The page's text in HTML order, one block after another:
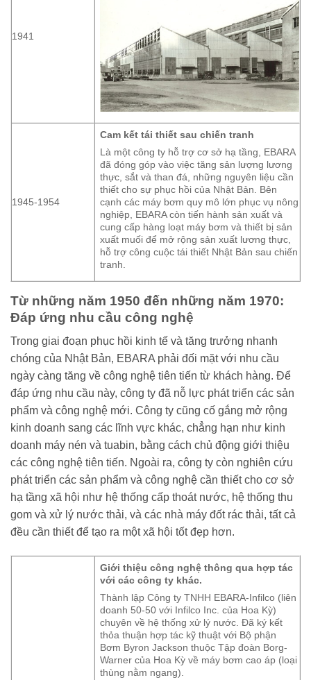
1941
1945-1954
Cam kết tái thiết sau chiến tranh
Là một công ty hỗ trợ cơ sở hạ tầng, EBARA
đã đóng góp vào việc tăng sản lượng lương
thực, sắt và than đá, những nguyên liệu cần
thiết cho sự phục hồi của Nhật Bản. Bên
cạnh các máy bơm quy mô lớn phục vụ nông
nghiệp, EBARA còn tiến hành sản xuất và
cung cấp hàng loạt máy bơm và thiết bị sản
xuất muối để mở rộng sản xuất lương thực,
hỗ trợ công cuộc tái thiết Nhật Bản sau chiến
tranh.
Từ những năm 1950 đến những năm 1970:
Đáp ứng nhu cầu công nghệ
Trong giai đoạn phục hồi kinh tế và tăng trưởng nhanh
chóng của Nhật Bản, EBARA phải đối mặt với nhu cầu
ngày càng tăng về công nghệ tiên tiến từ khách hàng. Để
đáp ứng nhu cầu này, công ty đã nỗ lực phát triển các sản
phẩm và công nghệ mới. Công ty cũng cố gắng mở rộng
kinh doanh sang các lĩnh vực khác, chẳng hạn như kinh
doanh máy nén và tuabin, bằng cách chủ động giới thiệu
các công nghệ tiên tiến. Ngoài ra, công ty còn nghiên cứu
phát triển các sản phẩm và công nghệ cần thiết cho cơ sở
hạ tầng xã hội như hệ thống cấp thoát nước, hệ thống thu
gom và xử lý nước thải, và các nhà máy đốt rác thải, tất cả
đều cần thiết để tạo ra một xã hội tốt đẹp hơn.
Giới thiệu công nghệ thông qua hợp tác
với các công ty khác.
Thành lập Công ty TNHH EBARA-Infilco (liên
doanh 50-50 với Infilco Inc. của Hoa Kỳ)
chuyên về hệ thống xử lý nước. Đã ký kết
thỏa thuận hợp tác kỹ thuật với Bộ phận
Bơm Byron Jackson thuộc Tập đoàn Borg-
Warner của Hoa Kỳ về máy bơm cao áp (loại
thùng nằm ngang).